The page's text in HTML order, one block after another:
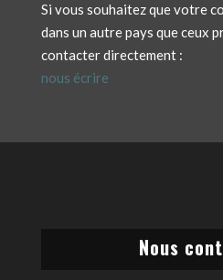
Si vous souhaitez que votre
dans un autre pays que ceux
contacter directement :
nous écrire
Nous